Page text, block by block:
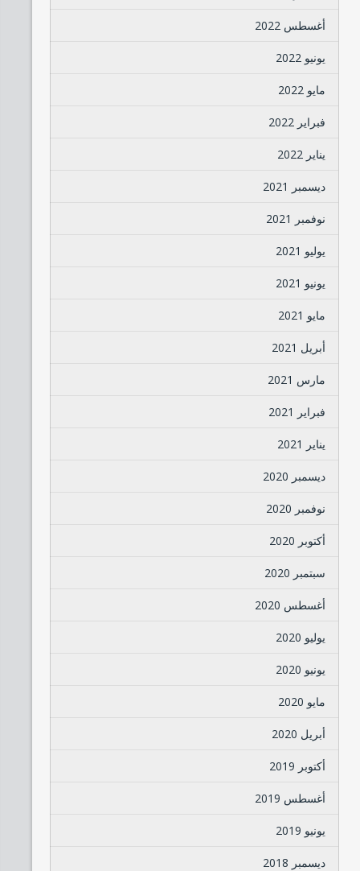
أغسطس 2022
يونيو 2022
مايو 2022
فبراير 2022
يناير 2022
ديسمبر 2021
نوفمبر 2021
يوليو 2021
يونيو 2021
مايو 2021
أبريل 2021
مارس 2021
فبراير 2021
يناير 2021
ديسمبر 2020
نوفمبر 2020
أكتوبر 2020
سبتمبر 2020
أغسطس 2020
يوليو 2020
يونيو 2020
مايو 2020
أبريل 2020
أكتوبر 2019
أغسطس 2019
يونيو 2019
ديسمبر 2018